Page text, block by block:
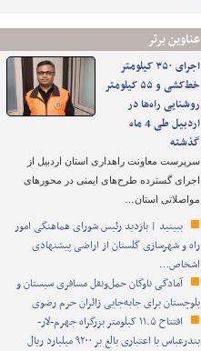
عناوین برتر
اجرای ۳۵۰ کیلومتر
خط‌کشی و ۵۵ کیلومتر
روشنایی راه‌ها در
اردبیل طی 4 ماه
گذشته
سرپرست معاونت راهداری استان اردبیل از
اجرای گسترده طرح‌های ایمنی در محورهای
مواصلاتی استان…
ببینید | بازدید رئیس شورای هماهنگی امور
راه و شهرسازی گلستان از اراضی پیشنهادی
اشخاص…
آمادگی ناوگان حمل‌ونقل مسافری سیستان و
بلوچستان برای جابه‌جایی زائران حرم رضوی
افتتاح ۱۱.۵ کیلومتر بزرگراه جهرم-لار-
بندرعباس با اعتباری بالغ بر ۹۲۰۰ میلیارد ریال